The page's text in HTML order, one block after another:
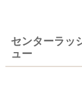
センターラッ
ュー